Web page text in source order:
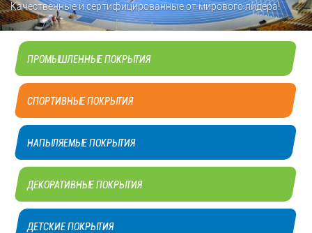
Качественные и сертифицированные от мирового лидера!
ПРОМЫШЛЕННЫЕ ПОКРЫТИЯ
СПОРТИВНЫЕ ПОКРЫТИЯ
НАПЫЛЯЕМЫЕ ПОКРЫТИЯ
ДЕКОРАТИВНЫЕ ПОКРЫТИЯ
ДЕТСКИЕ ПОКРЫТИЯ